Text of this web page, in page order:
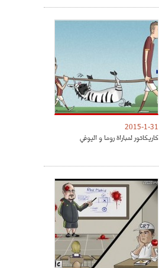
2015-1-31
كاريكاتور لمباراة روما و اليوفي